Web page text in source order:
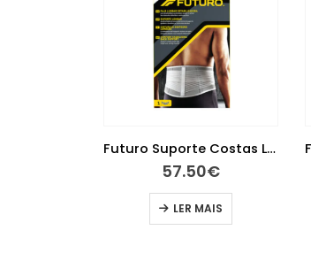
Futuro Suporte Costas Lombar L/XL
57.50€
LER MAIS